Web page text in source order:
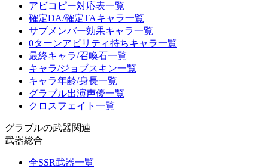
アビコピー対応表一覧
確定DA/確定TAキャラ一覧
サブメンバー効果キャラ一覧
0ターンアビリティ持ちキャラ一覧
最終キャラ/召喚石一覧
キャラ/ジョブスキン一覧
キャラ年齢/身長一覧
グラブル出演声優一覧
クロスフェイト一覧
グラブルの武器関連
武器総合
全SSR武器一覧